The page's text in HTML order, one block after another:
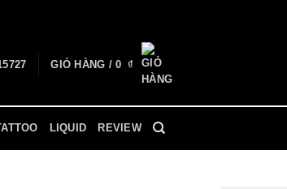
GIỎ HÀNG /0 ₫
LIQUID REVIEW